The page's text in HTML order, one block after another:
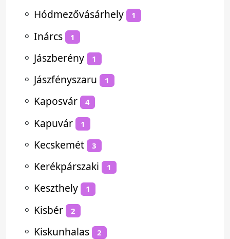
⚬ Hódmezővásárhely 1
⚬ Inárcs 1
⚬ Jászberény 1
⚬ Jászfényszaru 1
⚬ Kaposvár 4
⚬ Kapuvár 1
⚬ Kecskemét 3
⚬ Kerékpárszaki 1
⚬ Keszthely 1
⚬ Kisbér 2
⚬ Kiskunhalas 2